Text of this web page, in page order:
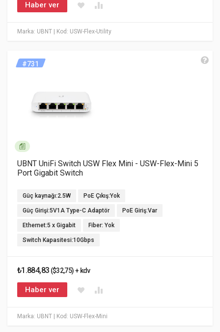
Marka: UBNT | Kod: USW-Flex-Utility
Haber ver
Marka: UBNT | Kod: USW-Flex-Mini
#731
UBNT UniFi Switch USW Flex Mini - USW-Flex-Mini 5
Port Gigabit Switch
Güç kaynağı:2.5W PoE Çıkış:Yok
Güç Girişi:5V1A Type-C Adaptör PoE Giriş:Var
Ethernet:5 x Gigabit Fiber: Yok
Switch Kapasitesi:10Gbps
₺1.884,83 ($32,75) + kdv
Haber ver